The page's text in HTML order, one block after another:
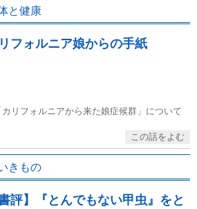
と健康
フォルニア娘からの手紙
リフォルニアから来た娘症候群」について
きもの
書評】『とんでもない甲虫』をと